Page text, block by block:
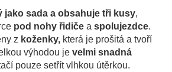
jako sada a obsahuje tři kusy,
pod nohy řidiče aspolujezdce.
z koženky, která je prošitá a tvoří
výhodou jevelmi snadná
pouze setřít vlhkou útěrkou.